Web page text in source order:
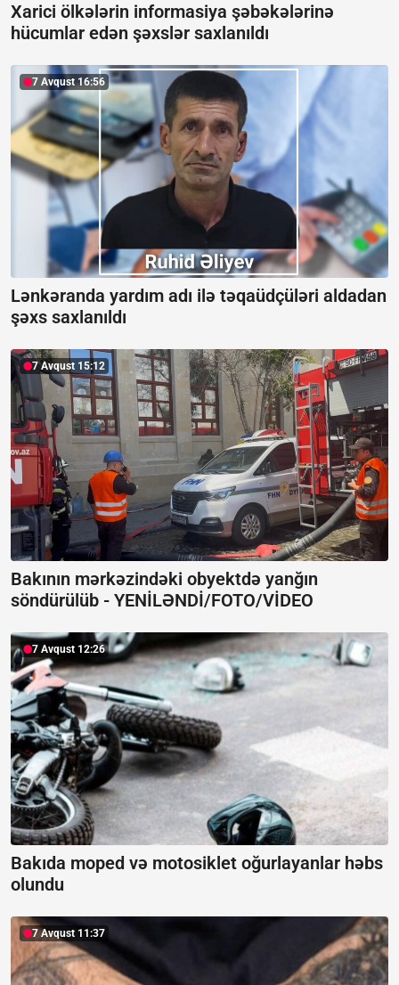
Xarici ölkələrin informasiya şəbəkələrinə
hücumlar edən şəxslər saxlanıldı
7 Avqust 16:56
Lənkəranda yardım adı ilə təqaüdçüləri aldadan
şəxs saxlanıldı
7 Avqust 15:12
Bakının mərkəzindəki obyektdə yanğın
söndürülüb - YENİLƏNDİ/FOTO/VİDEO
7 Avqust 12:26
Bakıda moped və motosiklet oğurlayanlar həbs
olundu
7 Avqust 11:37